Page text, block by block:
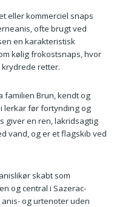
eller kommerciel snaps
ofte brugt ved
en karakteristisk
kølig frokostsnaps, hvor
retter.
familien Brun, kendt og
lerkar før fortynding og
giver en ren, lakridsagtig
vand, og er et flagskib ved
skabt som
og central i Sazerac-
og urtenoter uden